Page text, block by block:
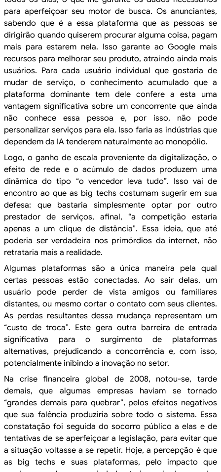
para aperfeiçoar seu motor de busca. Os anunciantes,
sabendo que é a essa plataforma que as pessoas se
dirigirão quando quiserem procurar alguma coisa, pagam
mais para estarem nela. Isso garante ao Google mais
recursos para melhorar seu produto, atraindo ainda mais
usuários. Para cada usuárioindividual que gostaria de
mudar de serviço, o conhecimento acumulado que a
plataforma dominante tem dele confere a esta uma
vantagem significativa sobreum concorrente que ainda
não conhece essa pessoa e, por isso, não pode
personalizar serviços para ela. Isso faria as indústrias que
dependem da IA tenderem naturalmente ao monopólio.
Logo, o ganho de escala proveniente da digitalização, o
efeito de rede e o acúmulo de dados produzem uma
dinâmica do tipo “o vencedor leva tudo”. Isso vai de
encontro ao que as big techs costumam sugerirem sua
defesa: que bastaria simplesmente optar por outro
prestador de serviços, afinal, “a competição estaria
apenas a um clique de distância”. Essa ideia, que até
poderia ser verdadeira nos primórdios da internet, não
retrataria mais a realidade.
Algumas plataformas são a única maneira pela qual
certas pessoas estão conectadas. Ao sair delas, um
usuário pode perder de vista amigos ou familiares
distantes, ou mesmo cortar o contatocom seus clientes.
As perdas resultantes dessa mudança representam um
“custo de troca”. Este gera outra barreira de entrada
significativa para o surgimento de plataformas
alternativas, prejudicando a concorrência e, com isso,
potencialmente inibindo a inovação no setor.
Na crise financeira global de 2008, notou-se, tarde
demais, que algumas empresas haviam se tornado
“grandes demaispara quebrar”, pelos efeitos negativos
que sua falência produziria sobre todo osistema. Essa
constatação foi seguida do socorro público a elas e de
tentativas de se aperfeiçoar a legislação, para evitar que
a situação voltasse a se repetir. Hoje, a percepção é que
as big techs e suas plataformas, pelo impactoque